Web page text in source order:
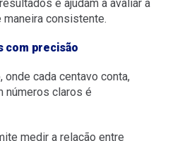
e ajudam a avaliar a
consistente.
com precisão
onde cada centavo conta,
números claros é
medir a relação entre